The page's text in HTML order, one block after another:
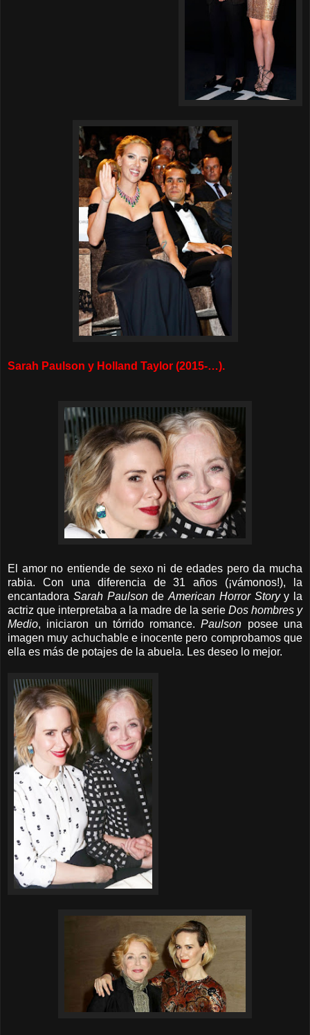
Sarah Paulson y Holland Taylor (2015-…).
El amor no entiende de sexo ni de edades pero da mucha
rabia. Con una diferencia de 31 años (¡vámonos!), la
encantadora Sarah Paulsonde American Horror Storyy la
actriz que interpretaba a la madre de la serie Dos hombres y
Medio, iniciaron un tórrido romance.Paulson posee una
imagen muy achuchable e inocente pero comprobamos que
ella es más de potajes de la abuela. Les deseo lo mejor.